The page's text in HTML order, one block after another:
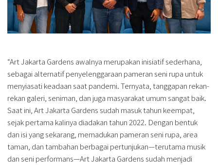
“Art Jakarta Gardens awalnya merupakan inisiatif sederhana,
sebagai alternatif penyelenggaraan pameran seni rupa untuk
menyiasati keadaan saat pandemi. Ternyata, tanggapan rekan-
rekan galeri, seniman, dan juga masyarakat umum sangat baik.
Saat ini, Art Jakarta Gardens sudah masuk tahun keempat,
sejak pertama kalinya diadakan tahun 2022. Dengan bentuk
dan isi yang sekarang, memadukan pameran seni rupa, area
taman, dan tambahan berbagai pertunjukan—terutama musik
dan seni performans—Art Jakarta Gardens sudah menjadi